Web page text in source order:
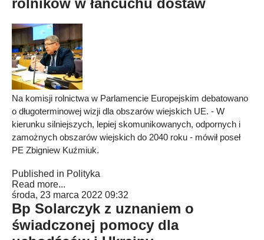
rolników w łańcuchu dostaw
Na komisji rolnictwa w Parlamencie Europejskim debatowano
o długoterminowej wizji dla obszarów wiejskich UE. - W
kierunku silniejszych, lepiej skomunikowanych, odpornych i
zamożnych obszarów wiejskich do 2040 roku - mówił poseł
PE Zbigniew Kuźmiuk.
Published in Polityka
Read more...
środa, 23 marca 2022 09:32
Bp Solarczyk z uznaniem o
świadczonej pomocy dla